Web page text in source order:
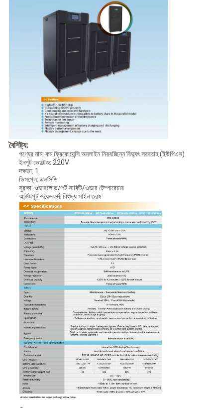
বৈশিষ্ট্য:
পণ্যের নাম: কম ফ্রিকোয়েন্সি অনলাইন নিরবচ্ছিন্ন বিদ্যুৎ সরবরাহ (ইউপিএস)
ইনপুট ভোল্টেজ: 220V
দক্ষতা: 1
ডিসপ্লে: এলসিডি
সুরক্ষা: ওভারলোড/শর্ট সার্কিট/ওভার টেম্পারেচার
আউটপুট ওয়েভফর্ম: বিশুদ্ধ সাইন তরঙ্গ